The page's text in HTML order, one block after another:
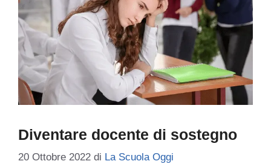
Diventare docente di sostegno
20 Ottobre 2022 di La Scuola Oggi